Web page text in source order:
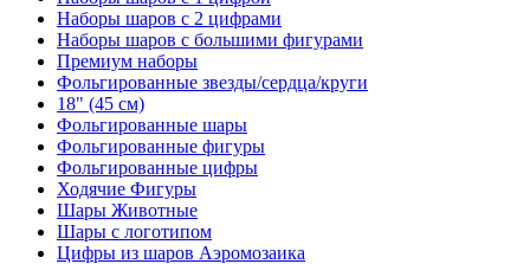
Наборы шаров с 2 цифрами
Наборы шаров с большими фигурами
Премиум наборы
Фольгированные звезды/сердца/круги
18" (45 см)
Фольгированные шары
Фольгированные фигуры
Фольгированные цифры
Ходячие Фигуры
Шары Животные
Шары с логотипом
Цифры из шаров Аэромозаика